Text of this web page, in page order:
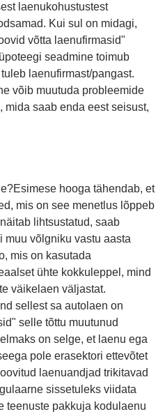
laenukohustustest
Kui sul on midagi,
võtta laenufirmasid"
seadmine toimub
laenufirmast/pangast.
võib muutuda probleemide
saab enda eest seisust,
hooga tähendab, et
mis on see menetlus lõppeb
lihtsustatud, saab
võlgniku vastu aasta
mis on kasutada
ühte kokkuleppel, mind
väikelaen väljastat.
sellest sa autolaen on
selle tõttu muutunud
on selge, et laenu ega
pole erasektori ettevõtet
laenuandjad trikitavad
sissetuleks viidata
teenuste pakkuja kodulaenu